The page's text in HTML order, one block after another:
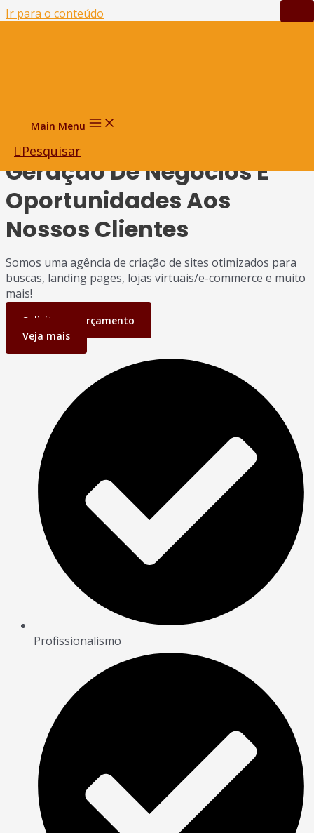
Ir para o conteúdo
Main Menu
Pesquisar
Há Mais De 15 Anos
Provemos Soluções Para
Geração De Negócios E
Oportunidades Aos
Nossos Clientes
Somos uma agência de criação de sites otimizados para
buscas, landing pages, lojas virtuais/e-commerce e muito
mais!
Solicite um orçamento
Veja mais
Profissionalismo